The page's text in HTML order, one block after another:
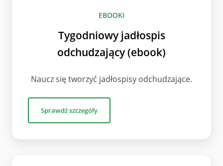
EBOOKI
Tygodniowy jadłospis
odchudzający (ebook)
Naucz się tworzyć jadłospisy odchudzające.
Sprawdź szczegóły